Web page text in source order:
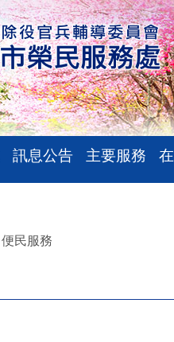
訊息公告 主要服務
便民服務